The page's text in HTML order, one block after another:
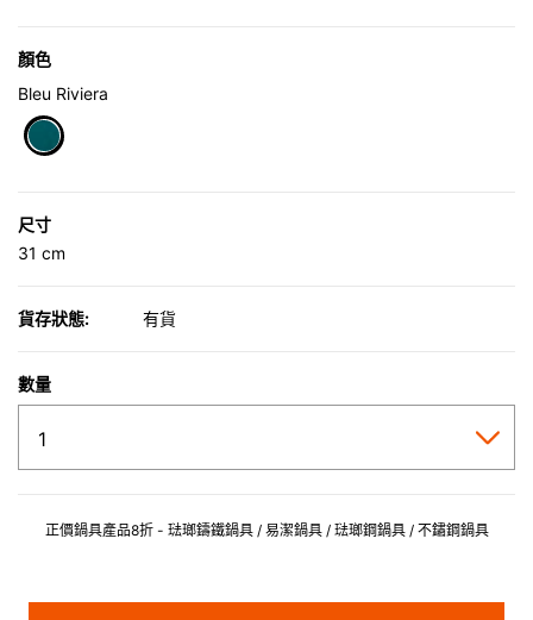
顏色
Bleu Riviera
尺寸
31 cm
貨存狀態: 有貨
數量
正價鍋具產品8折 - 琺瑯鑄鐵鍋具 / 易潔鍋具 / 琺瑯鋼鍋具 / 不鏽鋼鍋具